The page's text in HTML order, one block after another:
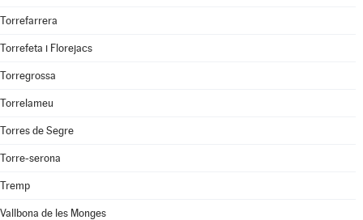
Torrefarrera
Torrefeta i Florejacs
Torregrossa
Torrelameu
Torres de Segre
Torre-serona
Tremp
Vallbona de les Monges